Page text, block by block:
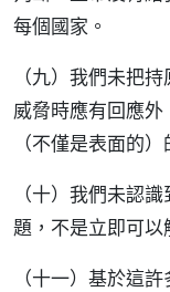
每個國家。
（九）我們未把
威脅時應有回應
（不僅是表面的
（十）我們未認
題，不是立即可以
（十一）基於這